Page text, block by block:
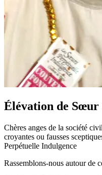
Élévation de Sœur
Chères anges de la société
croyantes ou fausses
Perpétuelle Indulgence
Rassemblons-nous autour de